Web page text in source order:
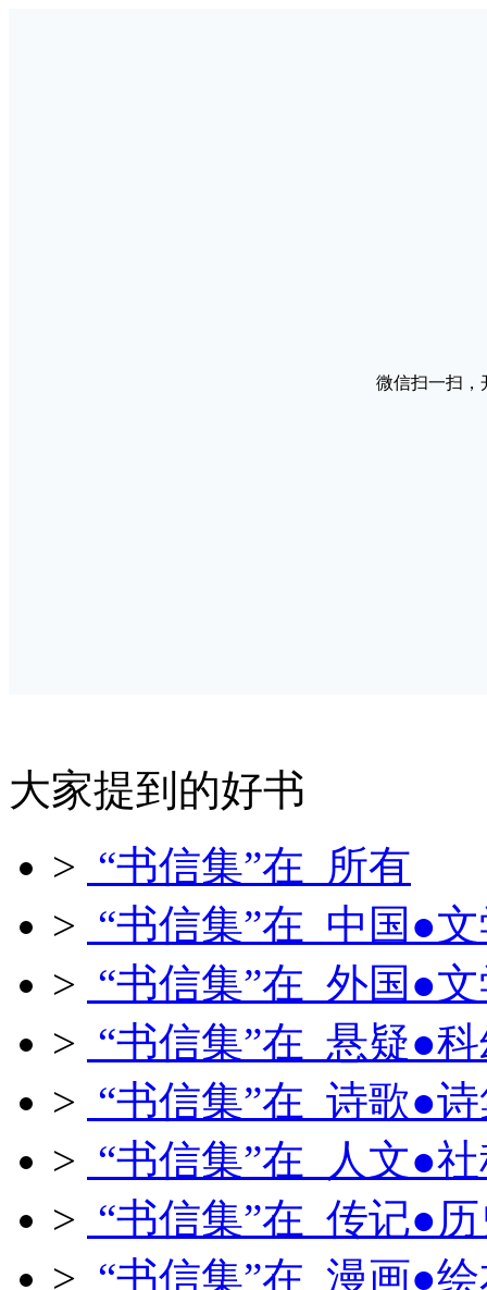
微信扫一扫，
大家提到的好书
> “书信集”在 所有
> “书信集”在 中国●
> “书信集”在 外国●
> “书信集”在 悬疑●
> “书信集”在 诗歌●
> “书信集”在 人文●
> “书信集”在 传记●
> “书信集”在 漫画●